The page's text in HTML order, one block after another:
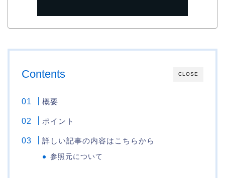
CLOSE
Contents
概要
ポイント
詳しい記事の内容はこちらから
参照元について